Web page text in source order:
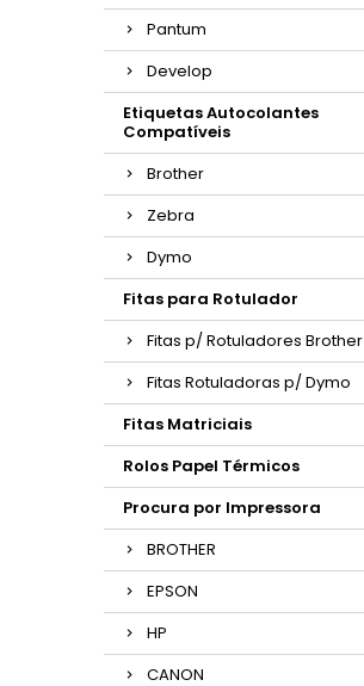
Pantum
Develop
Etiquetas Autocolantes
Compatíveis
Brother
Zebra
Dymo
Fitas para Rotulador
Fitas p/ Rotuladores Brother
Fitas Rotuladoras p/ Dymo
Fitas Matriciais
Rolos Papel Térmicos
Procura por Impressora
BROTHER
EPSON
HP
CANON